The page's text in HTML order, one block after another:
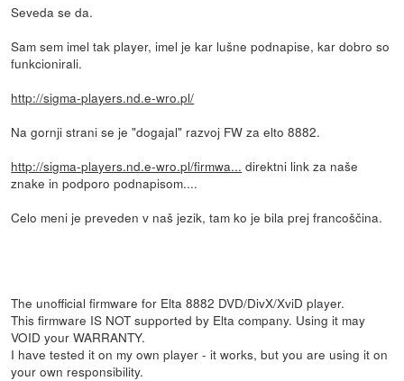
Seveda se da.
Sam sem imel tak player, imel je kar lušne podnapise, kar dobro so
funkcionirali.
http://sigma-players.nd.e-wro.pl/
Na gornji strani se je "dogajal" razvoj FW za elto 8882.
http://sigma-players.nd.e-wro.pl/firmwa... direktni link za naše
znake in podporo podnapisom....
Celo meni je preveden v naš jezik, tam ko je bila prej francoščina.
The unofficial firmware for Elta 8882 DVD/DivX/XviD player.
This firmware IS NOT supported by Elta company. Using it may
VOID your WARRANTY.
I have tested it on my own player - it works, but you are using it on
your own responsibility.